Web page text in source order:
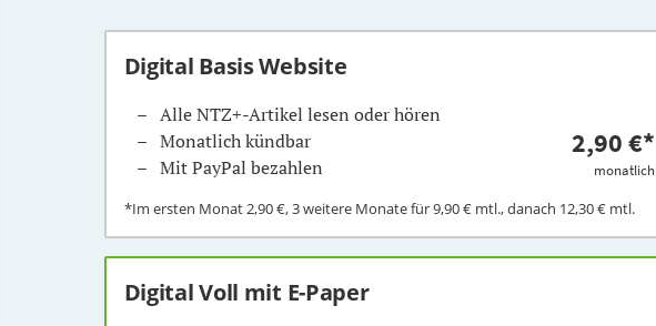
Digital Basis Website
Alle NTZ+-Artikel lesen oder hören
Monatlich kündbar
Mit PayPal bezahlen
2,90 €*
monatlich
*Im ersten Monat2,90 €, 3 weitere Monate für9,90 €mtl., danach 12,30 €mtl.
Digital Voll mit E-Paper